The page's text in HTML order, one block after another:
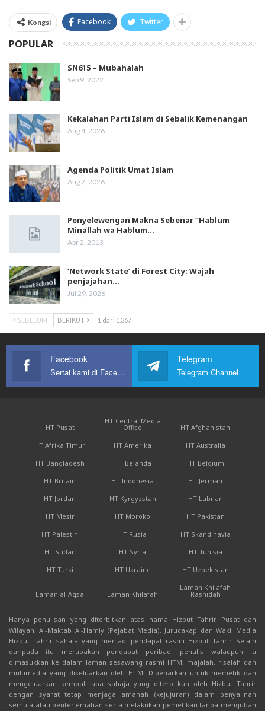
Kongsi Facebook Twitter
POPULAR
SN615 – Mubahalah
Sep 9, 2022
Kekalahan Parti Islam di Sebalik Kemenangan
Aug 4, 2026
Agenda Politik Umat Islam
Aug 7, 2026
Penyelewengan Makna Sebenar “Hablum
Minallah wa Hablum…
Apr 2, 2013
‘Network State’ di Forest City: Wajah
penjajahan…
Jul 29, 2026
SEBELUM BERIKUT 1 dari 1,367
Facebook
Sertai kami di Facebook
Telegram
Telegram Channel
HT Pusat
HT Central Media
Office
HT Afghanistan
HT Afrika Timur
HT Amerika
HT Australia
HT Bangladesh
HT Belanda
HT Belgium
HT Britain
HT Indonesia
HT Jerman
HT Jordan
HT Kyrgyzstan
HT Lubnan
HT Mesir
HT Moroko
HT Pakistan
HT Palestin
HT Rusia
HT Skandinavia
HT Sudan
HT Syria
HT Tunisia
HT Turki
HT Ukraine HT Uzbekistan
Laman al-Aqsa Laman Khilafah
Laman Khilafah
Rashidah
Hanya penulisan yang diterbitkan atas nama Hizbut Tahrir Pusat dan
Wilayah, Al-Maktab Al-I'lamiy (Pejabat Media), Jurucakap dan Wakil Media
Hizbut Tahrir sahaja yang menjadi pendapat rasmi Hizbut Tahrir. Selain
daripada itu merupakan pendapat peribadi penulis walaupun ia
dimasukkan ke dalam laman sesawang rasmi HTM, majalah, risalah dan
multimedia yang dikeluarkan oleh HTM. Dibenarkan untuk memetik dan
mengeluarkan kembali apa sahaja yang diterbitkan oleh Hizbut Tahrir
dengan syarat tetap menjaga amanah (kejujuran) dalam penyalinan
semula atau penterjemahan serta melakukan pemetikan tanpa mengubah